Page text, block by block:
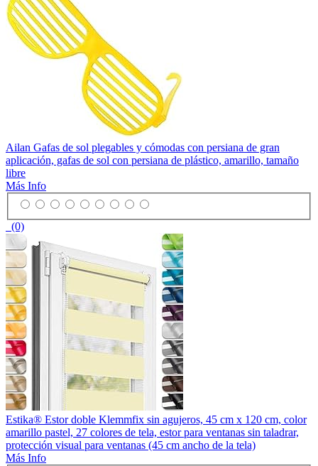
Ailan Gafas de sol plegables y cómodas con persiana de gran
aplicación, gafas de sol con persiana de plástico, amarillo, tamaño
libre
Más Info
(0)
Estika® Estor doble Klemmfix sin agujeros, 45 cm x 120 cm, color
amarillo pastel, 27 colores de tela, estor para ventanas sin taladrar,
protección visual para ventanas (45 cm ancho de la tela)
Más Info